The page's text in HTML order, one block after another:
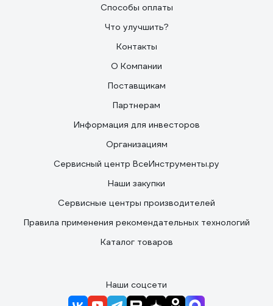
Способы оплаты
Что улучшить?
Контакты
О Компании
Поставщикам
Партнерам
Информация для инвесторов
Организациям
Сервисный центр ВсеИнструменты.ру
Наши закупки
Сервисные центры производителей
Правила применения рекомендательных технологий
Каталог товаров
Наши соцсети